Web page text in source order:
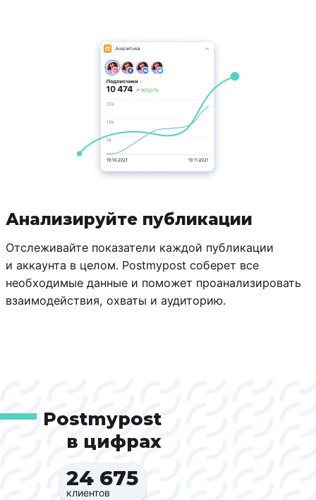
Анализируйте публикации
Отслеживайте показатели каждой публикации
и аккаунта в целом. Postmypost соберет все
необходимые данные и поможет проанализировать
взаимодействия, охваты и аудиторию.
Postmypost
в цифрах
24 675‍
клиентов